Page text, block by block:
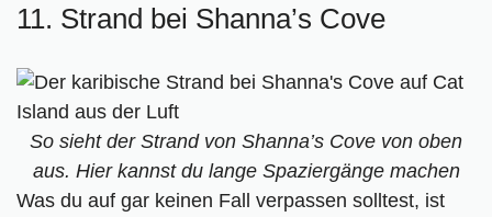
11. Strand bei Shanna’s Cove
So sieht der Strand von Shanna’s Cove von oben
aus. Hier kannst du lange Spaziergänge machen
Was du auf gar keinen Fall verpassen solltest, ist